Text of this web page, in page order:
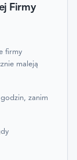
Firmy
firmy
maleją
zanim